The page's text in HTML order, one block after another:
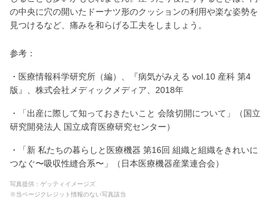
の中央に穴の開いたドーナツ形のクッションの利用や楽な姿勢を
見つけるなど、痛みを和らげる工夫をしましょう。
参考：
・医療情報科学研究所（編）、『病気がみえる vol.10 産科 第4
版』、株式会社メディックメディア、2018年
・「出産に際して知っておきたいこと 会陰切開について」（国立
研究開発法人 国立成育医療研究センター）
・「新 私たちの暮らしと医療機器 第16回 組織と組織をきれいに
つなぐ〜吸収性縫合系〜」（日本医療機器産業連合会）
写真提供：ゲッティイメージズ
※当ページクレジット情報のない写真該当